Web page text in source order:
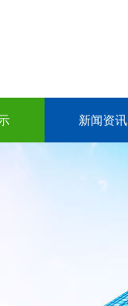
新闻资讯